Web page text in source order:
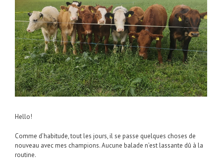
Hello!
Comme d’habitude, tout les jours, il se passe quelques choses de
nouveau avec mes champions. Aucune balade n’est lassante dû à la
routine.